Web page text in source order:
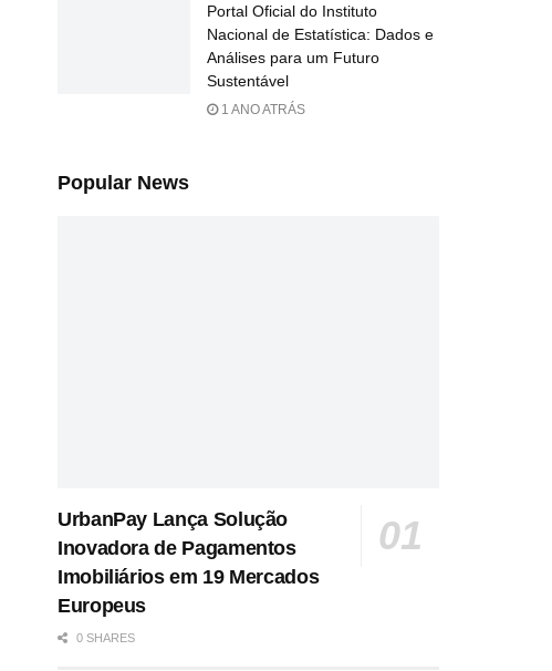
Portal Oficial do Instituto
Nacional de Estatística: Dados e
Análises para um Futuro
Sustentável
1 ANO ATRÁS
Popular News
UrbanPay Lança Solução
Inovadora de Pagamentos
Imobiliários em 19 Mercados
Europeus
0 SHARES